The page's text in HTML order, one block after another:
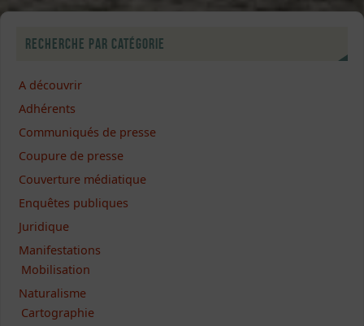
Recherche par catégorie
A découvrir
Adhérents
Communiqués de presse
Coupure de presse
Couverture médiatique
Enquêtes publiques
Juridique
Manifestations
Mobilisation
Naturalisme
Cartographie